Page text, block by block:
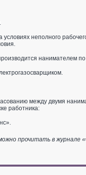
неполного
нанимателем
между двумя
работника:
прочитать в журнале